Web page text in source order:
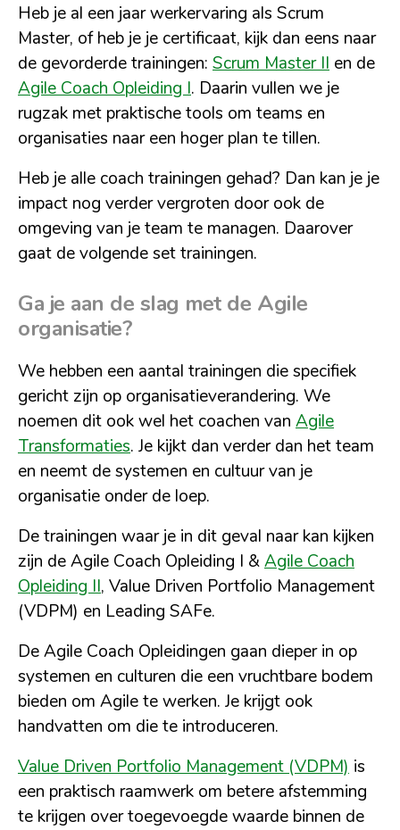
Heb je al een jaar werkervaring als Scrum
Master, of heb je je certificaat, kijk dan eens naar
de gevorderde trainingen: Scrum Master II en de
Agile Coach Opleiding I. Daarin vullen we je
rugzak met praktische tools om teams en
organisaties naar een hoger plan te tillen.
Heb je alle coach trainingen gehad? Dan kan je je
impact nog verder vergroten door ook de
omgeving van je team te managen. Daarover
gaat de volgende set trainingen.
Ga je aan de slag met de Agile
organisatie?
We hebben een aantal trainingen die specifiek
gericht zijn op organisatieverandering. We
noemen dit ook wel het coachen van Agile
Transformaties. Je kijkt dan verder dan het team
en neemt de systemen en cultuur van je
organisatie onder de loep.
De trainingen waar je in dit geval naar kan kijken
zijn de Agile Coach Opleiding I &Agile Coach
Opleiding II, Value Driven Portfolio Management
(VDPM) en Leading SAFe.
De Agile Coach Opleidingen gaan dieper in op
systemen en culturen die een vruchtbare bodem
bieden om Agile te werken. Je krijgt ook
handvatten om die te introduceren.
Value Driven Portfolio Management (VDPM) is
een praktisch raamwerk om betere afstemming
te krijgen over toegevoegde waarde binnen de